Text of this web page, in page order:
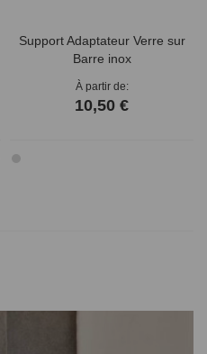
Support Adaptateur Verre sur
Barre inox
À partir de
10,50 €